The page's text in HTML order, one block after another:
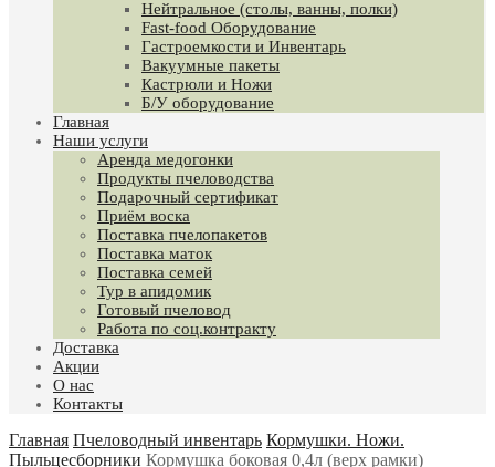
Нейтральное (столы, ванны, полки)
Fast-food Оборудование
Гастроемкости и Инвентарь
Вакуумные пакеты
Кастрюли и Ножи
Б/У оборудование
Главная
Наши услуги
Аренда медогонки
Продукты пчеловодства
Подарочный сертификат
Приём воска
Поставка пчелопакетов
Поставка маток
Поставка семей
Тур в апидомик
Готовый пчеловод
Работа по соц.контракту
Доставка
Акции
О нас
Контакты
Главная Пчеловодный инвентарь Кормушки. Ножи.
Пыльцесборники Кормушка боковая 0,4л (верх рамки)